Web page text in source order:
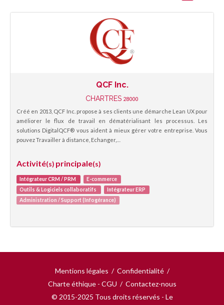
QCF Inc.
CHARTRES 28000
Créé en 2013, QCF Inc. propose à ses clients une démarche Lean UX pour
améliorer le flux de travail en dématérialisant les processus. Les
solutions DigitalQCF® vous aident à mieux gérer votre entreprise. Vous
pouvez Travailler à distance, Echanger,…
Activité(s) principale(s)
Intégrateur CRM / PRM
E-commerce
Outils & Logiciels collaboratifs
Intégrateur ERP
Administration / Support (Infogérance)
Mentions légales / Confidentialité /
Charte éthique - CGU / Contactez-nous
© 2015-2025 Tous droits réservés - Le